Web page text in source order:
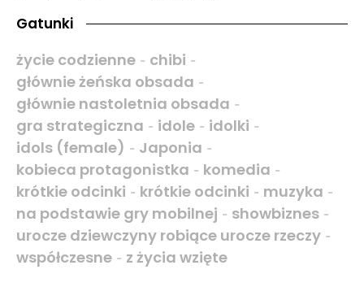
Gatunki
życie codzienne - chibi -
głównie żeńska obsada -
głównie nastoletnia obsada -
gra strategiczna - idole - idolki -
idols (female) - Japonia -
kobieca protagonistka - komedia -
krótkie odcinki - krótkie odcinki - muzyka -
na podstawie gry mobilnej - showbiznes -
urocze dziewczyny robiące urocze rzeczy -
współczesne - z życia wzięte